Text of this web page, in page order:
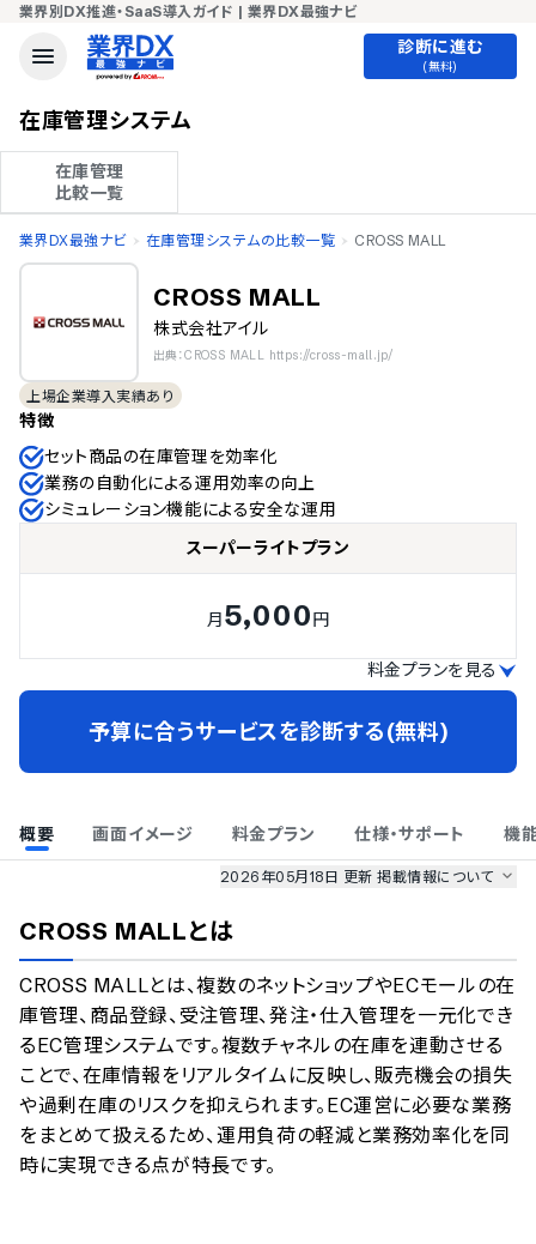
業界別DX推進・SaaS導入ガイド | 業界DX最強ナビ
診断に進む
(無料)
在庫管理システム
在庫管理
比較一覧
業界DX最強ナビ 在庫管理システムの比較一覧 CROSS MALL
CROSS MALL
株式会社アイル
出典：CROSS MALL https://cross-mall.jp/
上場企業導入実績あり
特徴
セット商品の在庫管理を効率化
業務の自動化による運用効率の向上
シミュレーション機能による安全な運用
スーパーライトプラン
月5,000円
料金プランを見る
予算に合うサービスを診断する(無料)
概要 画面イメージ 料金プラン 仕様・サポート 機
2026年05月18日 更新掲載情報について
のサービス情報は、
のサービスデータを参照しています。
情報更新者：業界DX最強ナビ編集部 情報取得元 掲載修正依頼
CROSS MALLとは
CROSS MALLとは、複数のネットショップやECモールの在
庫管理、商品登録、受注管理、発注・仕入管理を一元化でき
るEC管理システムです。複数チャネルの在庫を連動させる
ことで、在庫情報をリアルタイムに反映し、販売機会の損失
や過剰在庫のリスクを抑えられます。EC運営に必要な業務
をまとめて扱えるため、運用負荷の軽減と業務効率化を同
時に実現できる点が特長です。